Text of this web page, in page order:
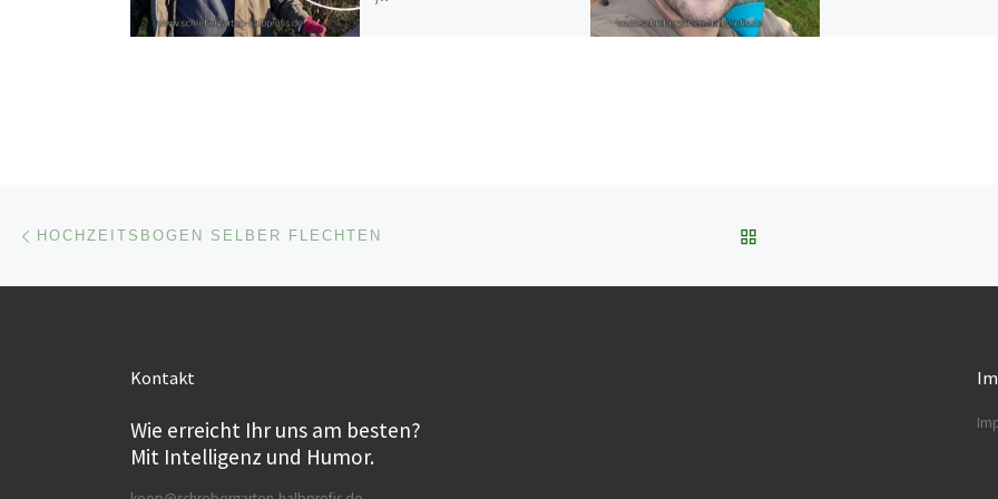
Beitragsnavigation
HOCHZEITSBOGEN SELBER FLECHTEN
Kontakt
Wie erreicht Ihr uns am besten?
Mit Intelligenz und Humor.